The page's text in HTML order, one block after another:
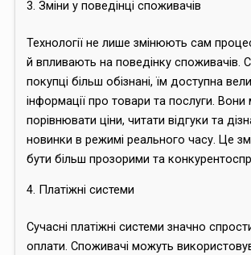
3. Зміни у поведінці споживачів
Технології не лише змінюють сам
й впливають на поведінку споживачів.
покупці більш обізнані, їм доступна
інформації про товари та послуги.
порівнювати ціни, читати відгуки та
новинки в режимі реального часу. Це
бути більш прозорими та
4. Платіжні системи
Сучасні платіжні системи значно
оплати. Споживачі можуть